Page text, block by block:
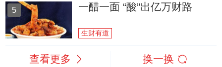
5 一醋一面 “酸”出亿万财路
生财有道
查看更多 换一换